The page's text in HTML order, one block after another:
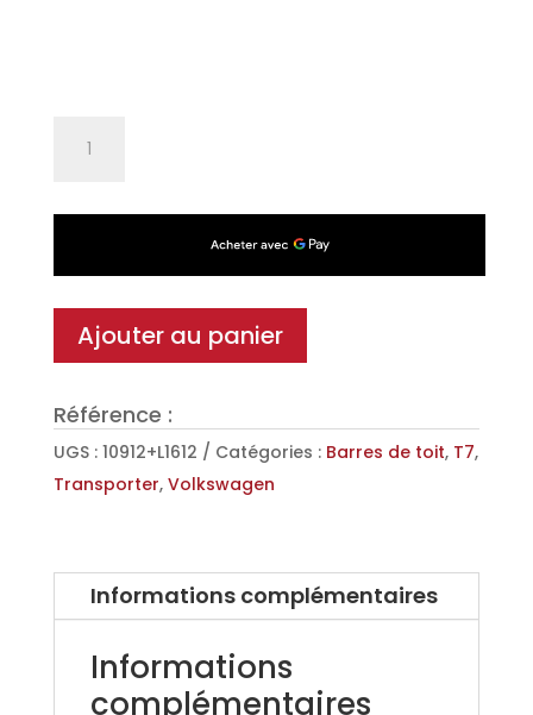
toit
en
Aluminium
pour
+22
Ajouter au panier
Référence :
UGS : 10912+L1612 Catégories : Barres de toit, T7,
Transporter, Volkswagen
Informations complémentaires
Informations
complémentaires